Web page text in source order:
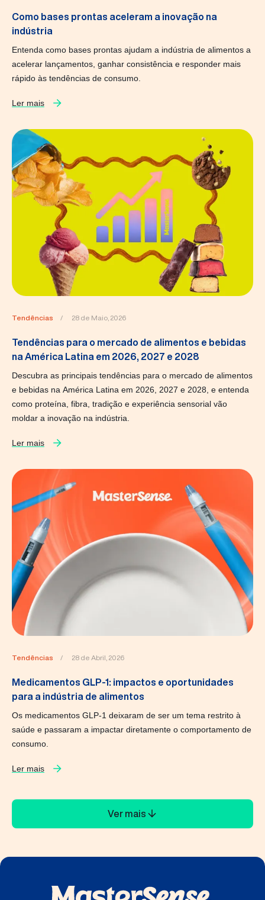
Como bases prontas aceleram a inovação na
indústria
Entenda como bases prontas ajudam a indústria de alimentos a
acelerar lançamentos, ganhar consistência e responder mais
rápido às tendências de consumo.
Ler mais
Tendências / 28 de Maio, 2026
Tendências para o mercado de alimentos e bebidas
na América Latina em 2026, 2027 e 2028
Descubra as principais tendências para o mercado de alimentos
e bebidas na América Latina em 2026, 2027 e 2028, e entenda
como proteína, fibra, tradição e experiência sensorial vão
moldar a inovação na indústria.
Ler mais
Tendências / 28 de Abril, 2026
Medicamentos GLP-1: impactos e oportunidades
para a indústria de alimentos
Os medicamentos GLP-1 deixaram de ser um tema restrito à
saúde e passaram a impactar diretamente o comportamento de
consumo.
Ler mais
Ver mais